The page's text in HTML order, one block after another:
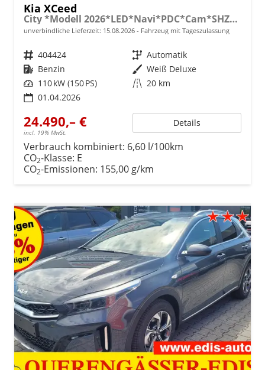
Kia XCeed
City *Modell 2026*LED*Navi*PDC*Cam*SHZ*Alu
unverbindliche Lieferzeit: 15.08.2026 Fahrzeug mit Tageszulassung
Fahrzeugnr. 404424 Getriebe Automatik
Kraftstoff Benzin Außenfarbe Weiß Deluxe
Leistung 110 kW (150 PS) Kilometerstand 20 km
01.04.2026
24.490,– €
incl. 19% MwSt.
Details
Verbrauch kombiniert: 6,60 l/100km
CO2-Klasse: E
CO2-Emissionen: 155,00 g/km